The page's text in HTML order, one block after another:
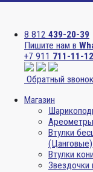
8 812 439-20-39
Пишите нам в
+7 911 711-11-12
Обратный звонок
Магазин
Ареометры
Втулки
(Цанговые)
Втулки
Звездочки